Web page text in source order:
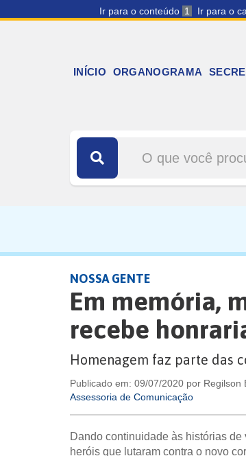
Ir para o conteúdo 1 Ir para o
INÍCIO ORGANOGRAMA
NOSSA GENTE
Em memória,
recebe
Homenagem faz parte das
Publicado em: 09/07/2020 por Regilson
Assessoria de Comunicação
Dando continuidade às histórias
heróis que lutaram contra o novo